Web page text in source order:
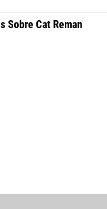
Sobre Cat Reman